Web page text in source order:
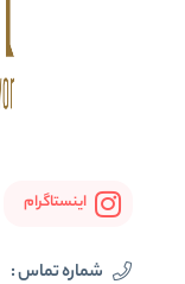
اینستاگرام
شماره تماس :